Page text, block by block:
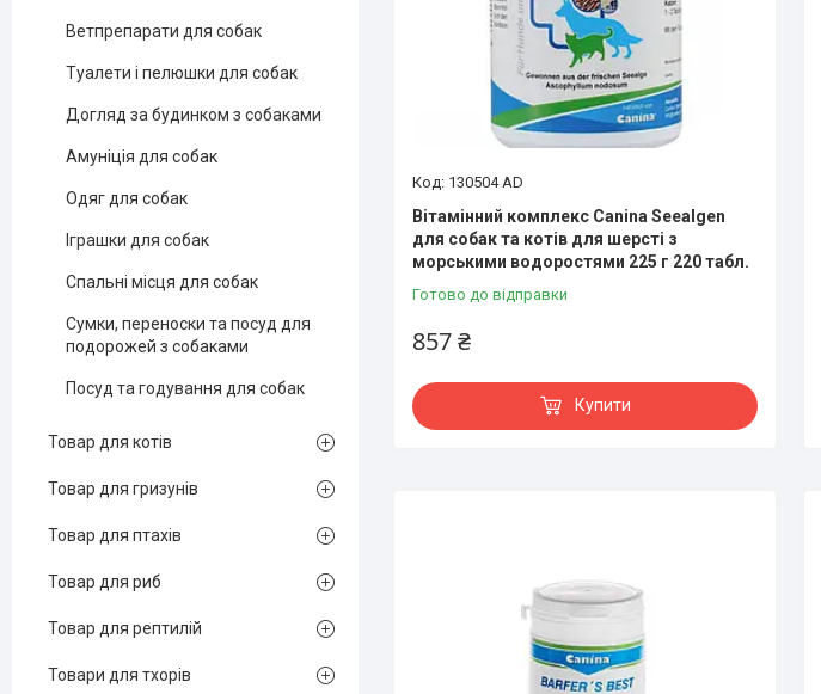
130504 AD
Вітамінний комплекс Canina Seealgen
для собак та котів для шерсті з
морськими водоростями 225 г 220 табл.
Готово до відправки
857 ₴
Купити
Ветпрепарати для собак
Туалети і пелюшки для собак
Догляд за будинком з собаками
Амуніція для собак
Одяг для собак
Іграшки для собак
Спальні місця для собак
Сумки, переноски та посуд для
подорожей з собаками
Посуд та годування для собак
Товар для котів
Товар для гризунів
Товар для птахів
Товар для риб
Товар для рептилій
Товари для тхорів